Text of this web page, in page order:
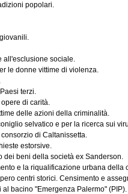
popolari.
all'esclusione sociale.
le donne vittime di violenza.
terzi.
di carità.
delle azioni della criminalità.
selvatico e per la ricerca sui
di Caltanissetta.
estorsive.
dei beni della società ex Sanderson.
e la riqualificazione urbana della
centri storici. Censimento e
bacino "Emergenza Palermo" (PIP).